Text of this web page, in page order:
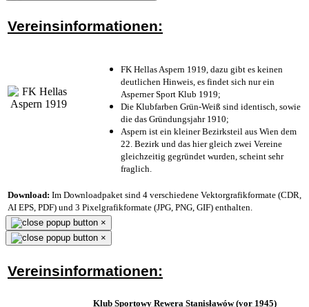
Vereinsinformationen:
FK Hellas Aspern 1919, dazu gibt es keinen
deutlichen Hinweis, es findet sich nur ein
Asperner Sport Klub 1919;
Die Klubfarben Grün-Weiß sind identisch, sowie
die das Gründungsjahr 1910;
Aspern ist ein kleiner Bezirksteil aus Wien dem
22. Bezirk und das hier gleich zwei Vereine
gleichzeitig gegründet wurden, scheint sehr
fraglich.
Download: Im Downloadpaket sind 4 verschiedene Vektorgrafikformate (CDR,
AI EPS, PDF) und 3 Pixelgrafikformate (JPG, PNG, GIF) enthalten.
×
×
Vereinsinformationen:
Klub Sportowy Rewera Stanisławów (vor 1945)